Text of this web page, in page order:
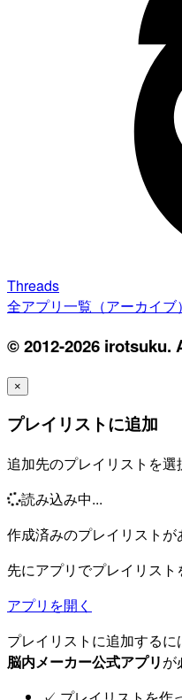
Threads
全アプリ一覧（アーカイブ）
© 2012-2026 irotsuku.
×
プレイリストに追加
追加先のプレイリストを選
読み込み中...
作成済みのプレイリストが
先にアプリでプレイリスト
アプリを開く
プレイリストに追加するに
脳内メーカー公式アプリが